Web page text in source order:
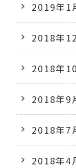
2019年1
2018年
2018年
2018年9
2018年7
2018年4